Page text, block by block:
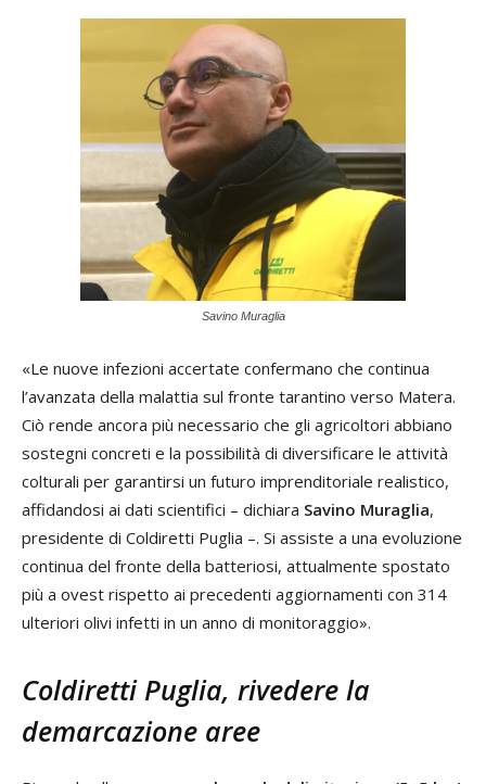
Savino Muraglia
«Le nuove infezioni accertate confermano che continua
l’avanzata della malattia sul fronte tarantino verso Matera.
Ciò rende ancora più necessario che gli agricoltori abbiano
sostegni concreti e la possibilità di diversificare le attività
colturali per garantirsi un futuro imprenditoriale realistico,
affidandosi ai dati scientifici – dichiara Savino Muraglia,
presidente di Coldiretti Puglia –. Si assiste a una evoluzione
continua del fronte della batteriosi, attualmente spostato
più a ovest rispetto ai precedenti aggiornamenti con 314
ulteriori olivi infetti in un anno di monitoraggio».
Coldiretti Puglia, rivedere la
demarcazione aree